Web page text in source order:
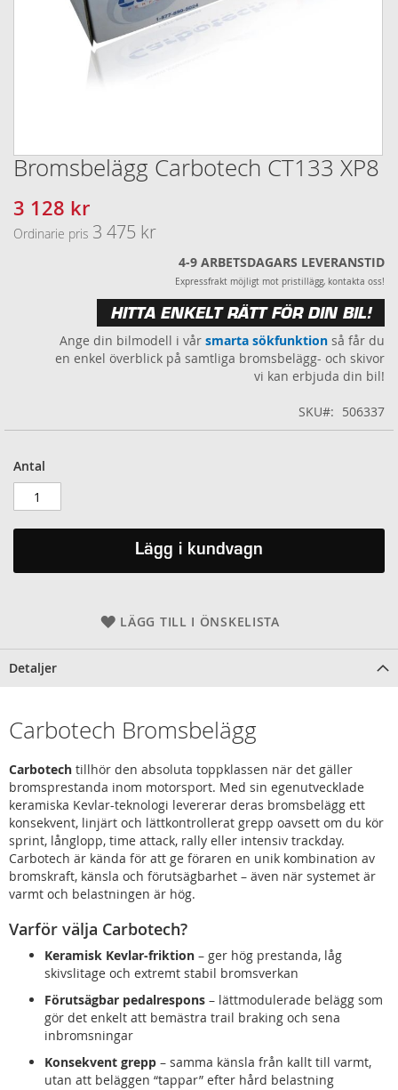
Bromsbelägg Carbotech CT133 XP8
Ordinarie pris 3 475 kr
Specialpris
3 128 kr
4-9 ARBETSDAGARS LEVERANSTID
Expressfrakt möjligt mot pristillägg, kontakta oss!
HITTA ENKELT RÄTT FÖR DIN BIL!
Ange din bilmodell i vår smarta sökfunktion så får du
en enkel överblick på samtliga bromsbelägg- och skivor
vi kan erbjuda din bil!
SKU 506337
Antal
Lägg i kundvagn
LÄGG TILL I ÖNSKELISTA
Hoppa
till
början
av
bildgalleriet
Detaljer
Carbotech Bromsbelägg
Carbotech tillhör den absoluta toppklassen när det gäller
bromsprestanda inom motorsport. Med sin egenutvecklade
keramiska Kevlar-teknologi levererar deras bromsbelägg ett
konsekvent, linjärt och lättkontrollerat grepp oavsett om du kör
sprint, långlopp, time attack, rally eller intensiv trackday.
Carbotech är kända för att ge föraren en unik kombination av
bromskraft, känsla och förutsägbarhet – även när systemet är
varmt och belastningen är hög.
Varför välja Carbotech?
Keramisk Kevlar-friktion – ger hög prestanda, låg
skivslitage och extremt stabil bromsverkan
Förutsägbar pedalrespons – lättmodulerade belägg som
gör det enkelt att bemästra trail braking och sena
inbromsningar
Konsekvent grepp – samma känsla från kallt till varmt,
utan att beläggen “tappar” efter hård belastning